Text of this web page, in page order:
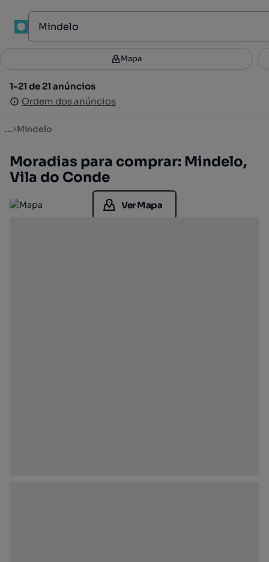
Filtros 2
1-21 de 21 anúncios
Ordem dos anúncios
Mapa
1-21 de 21 anúncios
Ordem dos anúncios
... Mindelo
Moradias para comprar: Mindelo,
Vila do Conde
Ver Mapa